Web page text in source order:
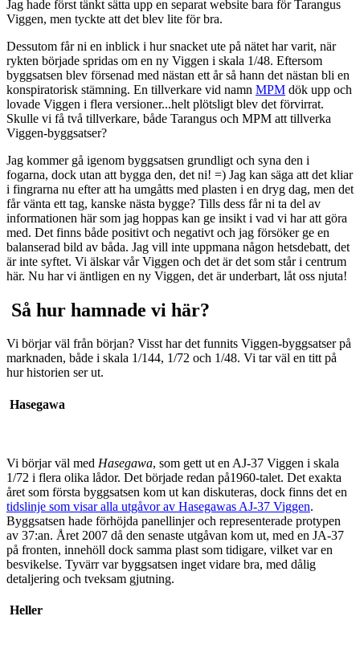
Jag hade först tänkt sätta upp en separat website bara för Tarangus
Viggen, men tyckte att det blev lite för bra.
Dessutom får ni en inblick i hur snacket ute på nätet har varit, när
rykten började spridas om en ny Viggen i skala 1/48. Eftersom
byggsatsen blev försenad med nästan ett år så hann det nästan bli en
konspiratorisk stämning. En tillverkare vid namn MPM dök upp och
lovade Viggen i flera versioner...helt plötsligt blev det förvirrat.
Skulle vi få två tillverkare, både Tarangus och MPM att tillverka
Viggen-byggsatser?
Jag kommer gå igenom byggsatsen grundligt och syna den i
fogarna, dock utan att bygga den, det ni! =) Jag kan säga att det kliar
i fingrarna nu efter att ha umgåtts med plasten i en dryg dag, men det
får vänta ett tag, kanske nästa bygge? Tills dess får ni ta del av
informationen här som jag hoppas kan ge insikt i vad vi har att göra
med. Det finns både positivt och negativt och jag försöker ge en
balanserad bild av båda. Jag vill inte uppmana någon hetsdebatt, det
är inte syftet. Vi älskar vår Viggen och det är det som står i centrum
här. Nu har vi äntligen en ny Viggen, det är underbart, låt oss njuta!
Så hur hamnade vi här?
Vi börjar väl från början? Visst har det funnits Viggen-byggsatser på
marknaden, både i skala 1/144, 1/72 och 1/48. Vi tar väl en titt på
hur historien ser ut.
Hasegawa
Vi börjar väl med Hasegawa, som gett ut en AJ-37 Viggen i skala
1/72 i flera olika lådor. Det började redan på1960-talet. Det exakta
året som första byggsatsen kom ut kan diskuteras, dock finns det en
tidslinje som visar alla utgåvor av Hasegawas AJ-37 Viggen.
Byggsatsen hade förhöjda panellinjer och representerade protypen
av 37:an. Året 2007 då den senaste utgåvan kom ut, med en JA-37
på fronten, innehöll dock samma plast som tidigare, vilket var en
besvikelse. Tyvärr var byggsatsen inget vidare bra, med dålig
detaljering och tveksam gjutning.
Heller